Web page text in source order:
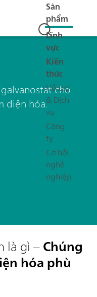
Sản
phẩm
Lĩnh
vực
Kiến
thức
Hỗ trợ
& Dịch
vụ
Công
ty
Cơ hội
nghề
nghiệp
cho
điện hóa.
là gì –Chúng
hóa phù